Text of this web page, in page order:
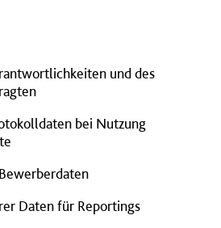
und des
bei Nutzung
Daten für Reportings